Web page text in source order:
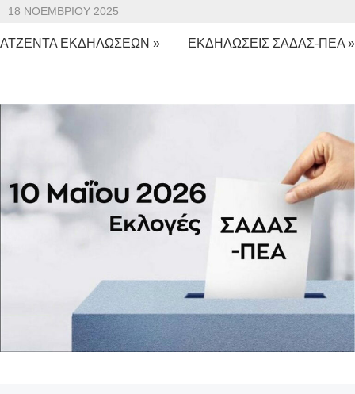
18 ΝΟΕΜΒΡΊΟΥ 2025
ΑΤΖΕΝΤΑ ΕΚΔΗΛΩΣΕΩΝ » ΕΚΔΗΛΩΣΕΙΣ ΣΑΔΑΣ-ΠΕΑ »